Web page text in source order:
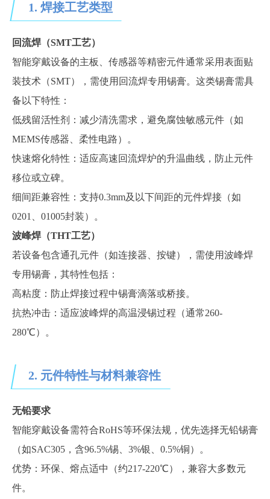
1. 焊接工艺类型
回流焊（SMT工艺）
智能穿戴设备的主板、传感器等精密元件通常采用表面贴
装技术（SMT），需使用回流焊专用锡膏。这类锡膏需具
备以下特性：
低残留活性剂：减少清洗需求，避免腐蚀敏感元件（如
MEMS传感器、柔性电路）。
快速熔化特性：适应高速回流焊炉的升温曲线，防止元件
移位或立碑。
细间距兼容性：支持0.3mm及以下间距的元件焊接（如
0201、01005封装）。
波峰焊（THT工艺）
若设备包含通孔元件（如连接器、按键），需使用波峰焊
专用锡膏，其特性包括：
高粘度：防止焊接过程中锡膏滴落或桥接。
抗热冲击：适应波峰焊的高温浸锡过程（通常260-
280℃）。
2. 元件特性与材料兼容性
无铅要求
智能穿戴设备需符合RoHS等环保法规，优先选择无铅锡膏
（如SAC305，含96.5%锡、3%银、0.5%铜）。
优势：环保、熔点适中（约217-220℃），兼容大多数元
件。